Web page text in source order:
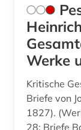
Werke
Kritische
Briefe von
1827).
28; Briefe Bde. 1-13) Die